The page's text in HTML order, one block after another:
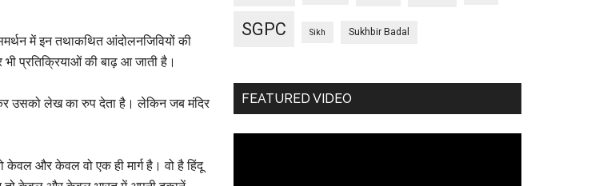
में इन तथाकथित आंदोलनजिवियों की
प्रतिक्रियाओं की बाढ़ आ जाती है।
उसको लेख का रुप देता है। लेकिन जब मंदिर
केवल और केवल वो एक ही मार्ग है। वो है हिंदू
SGPC Sikh Sukhbir Badal
FEATURED VIDEO